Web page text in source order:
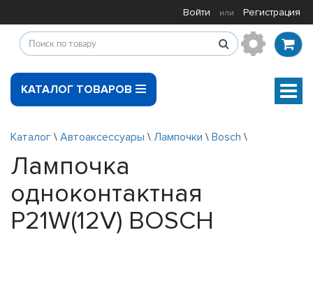
Войти или Регистрация
КАТАЛОГ ТОВАРОВ
Каталог \ Автоаксессуары \ Лампочки \ Bosch \
Лампочка
одноконтактная
P21W(12V) BOSCH